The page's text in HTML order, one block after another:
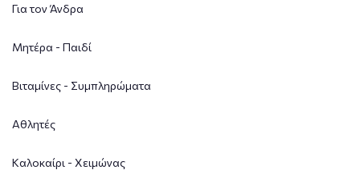
Για τον Άνδρα
Μητέρα - Παιδί
Βιταμίνες - Συμπληρώματα
Αθλητές
Καλοκαίρι - Χειμώνας